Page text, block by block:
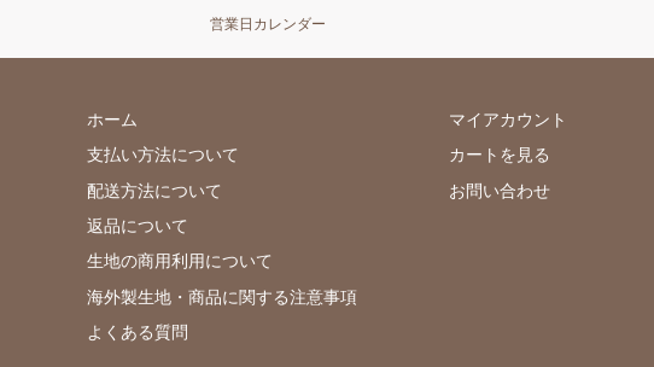
営業日カレンダー
ホーム
支払い方法について
配送方法について
返品について
生地の商用利用について
海外製生地・商品に関する注意事項
よくある質問
マイアカウント
カートを見る
お問い合わせ